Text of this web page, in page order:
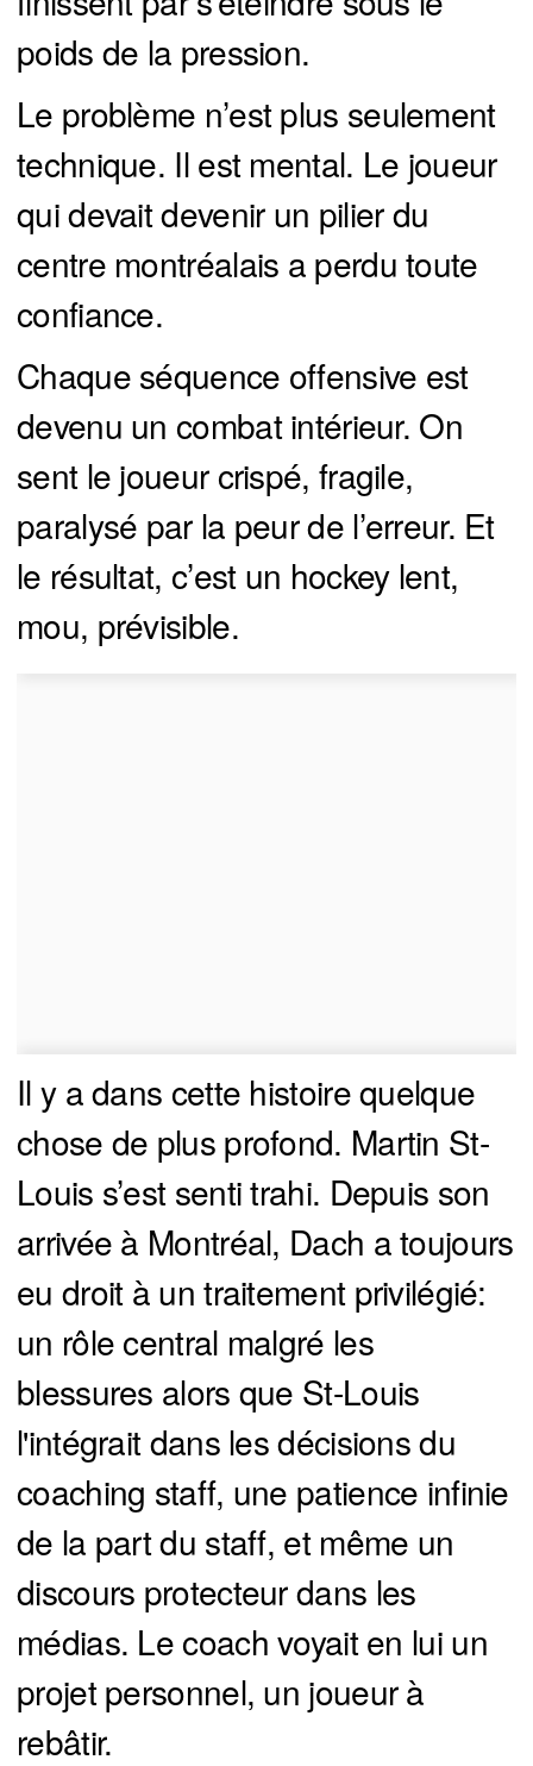
poids de la pression.
Le problème n’est plus seulement
technique. Il est mental. Le joueur
qui devait devenir un pilier du
centre montréalais a perdu toute
confiance.
Chaque séquence offensive est
devenu un combat intérieur. On
sent le joueur crispé, fragile,
paralysé par la peur de l’erreur. Et
le résultat, c’est un hockey lent,
mou, prévisible.
Il y a dans cette histoire quelque
chose de plus profond. Martin St-
Louis s’est senti trahi. Depuis son
arrivée à Montréal, Dach a toujours
eu droit à un traitement privilégié:
un rôle central malgré les
blessures alors que St-Louis
l'intégrait dans les décisions du
coaching staff, une patience infinie
de la part du staff, et même un
discours protecteur dans les
médias. Le coach voyait en lui un
projet personnel, un joueur à
rebâtir.